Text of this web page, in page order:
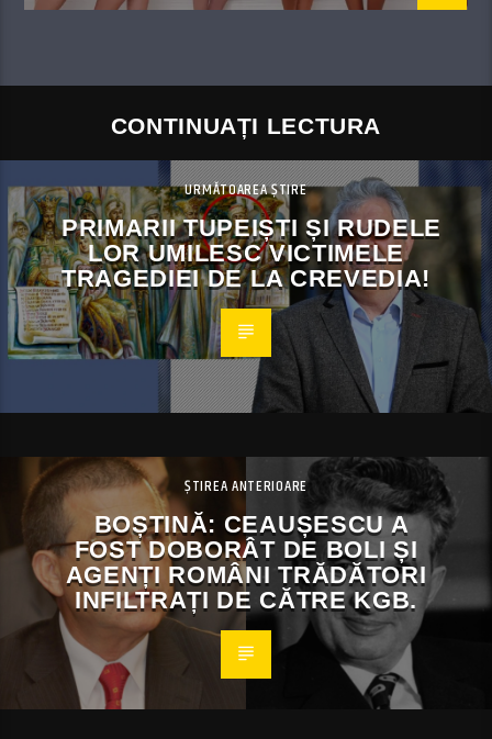
CONTINUAȚI LECTURA
URMĂTOAREA ȘTIRE
PRIMARII TUPEIȘTI ȘI RUDELE
LOR UMILESC VICTIMELE
TRAGEDIEI DE LA CREVEDIA!
ȘTIREA ANTERIOARE
BOȘTINĂ: CEAUȘESCU A
FOST DOBORÂT DE BOLI ȘI
AGENȚI ROMÂNI TRĂDĂTORI
INFILTRAȚI DE CĂTRE KGB.